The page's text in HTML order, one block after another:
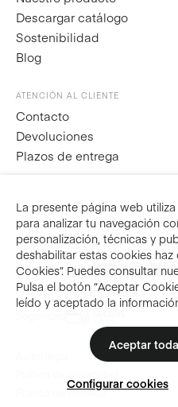
Descargar catálogo
Sostenibilidad
Blog
ATENCIÓN AL CLIENTE
Contacto
Devoluciones
Plazos de entrega
ES
**Los precios incluyen
Compra segura
Envíos nacionales
Política de cookies
La presente página web
para analizar tu navegación
personalización, técnicas y
deshabilitar estas cookies
Cookies”. Puedes consultar
Pulsa el botón “Aceptar
leído y aceptado la
Aceptar
Configurar cookies